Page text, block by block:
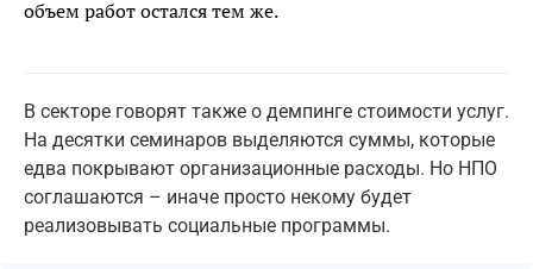
объем работ остался тем же.
В секторе говорят также о демпинге стоимости услуг.
На десятки семинаров выделяются суммы, которые
едва покрывают организационные расходы. Но НПО
соглашаются – иначе просто некому будет
реализовывать социальные программы.